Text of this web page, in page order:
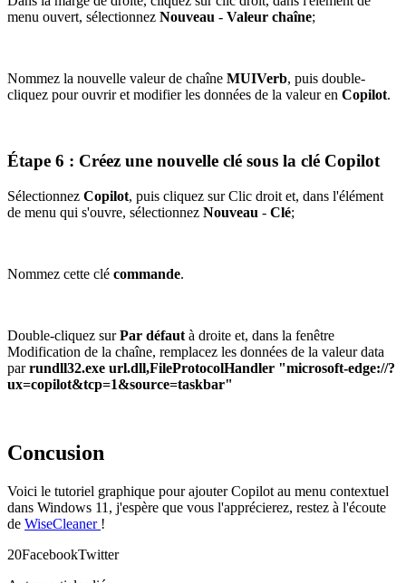
menu ouvert, sélectionnez Nouveau - Valeur chaîne;
Nommez la nouvelle valeur de chaîne MUIVerb, puis double-
cliquez pour ouvrir et modifier les données de la valeur en Copilot.
Étape 6 : Créez une nouvelle clé sous la clé Copilot
Sélectionnez Copilot, puis cliquez sur Clic droit et, dans l'élément
de menu qui s'ouvre, sélectionnez Nouveau - Clé;
Nommez cette clé commande.
Double-cliquez surPar défaut à droite et, dans la fenêtre
Modification de la chaîne, remplacez les données de la valeur data
parrundll32.exe url.dll,FileProtocolHandler "microsoft-edge://?
ux=copilot&tcp=1&source=taskbar"
Concusion
Voici le tutoriel graphique pour ajouter Copilot au menu contextuel
dans Windows 11, j'espère que vous l'apprécierez, restez à l'écoute
de WiseCleaner !
20FacebookTwitter